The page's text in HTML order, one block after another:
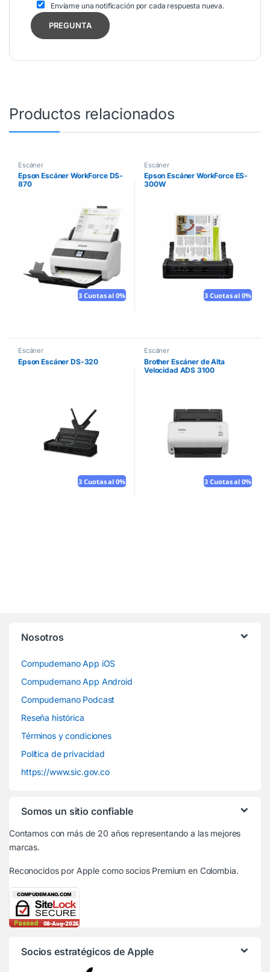
Envíame una notificación por cada respuesta nueva.
Productos relacionados
Escáner
Epson Escáner WorkForce DS-
870
3 Cuotas al 0%
Escáner
Epson Escáner WorkForce ES-
300W
3 Cuotas al 0%
Escáner
Epson Escáner DS-320
3 Cuotas al 0%
Escáner
Brother Escáner de Alta
Velocidad ADS 3100
3 Cuotas al 0%
Nosotros
Compudemano App iOS
Compudemano App Android
Compudemano Podcast
Reseña histórica
Términos y condiciones
Política de privacidad
https://www.sic.gov.co
Somos un sitio confiable
Contamos con más de 20 años representando a las mejores
marcas.
Reconocidos por Apple como socios Premium en Colombia.
Socios estratégicos de Apple